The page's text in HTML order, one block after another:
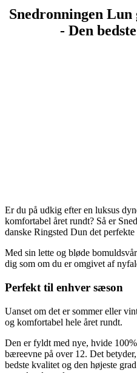
Snedronningen Lun
- Den
Er du på udkig efter en luksus
komfortabel året rundt? Så er
danske Ringsted Dun det
Med sin lette og bløde
dig som om du er omgivet af
Perfekt til enhver sæson
Uanset om det er sommer eller
og komfortabel hele året rundt.
Den er fyldt med nye, hvide
bæreevne på over 12. Det
bedste kvalitet og den højeste